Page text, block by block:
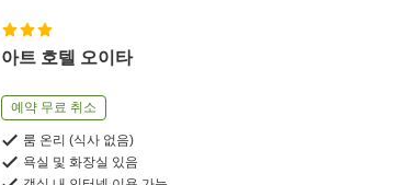
아트 호텔 오이타
예약 무료 취소
룸 온리 (식사 없음)
욕실 및 화장실 있음